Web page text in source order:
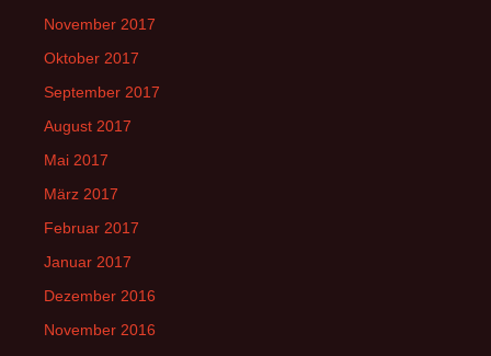
November 2017
Oktober 2017
September 2017
August 2017
Mai 2017
März 2017
Februar 2017
Januar 2017
Dezember 2016
November 2016